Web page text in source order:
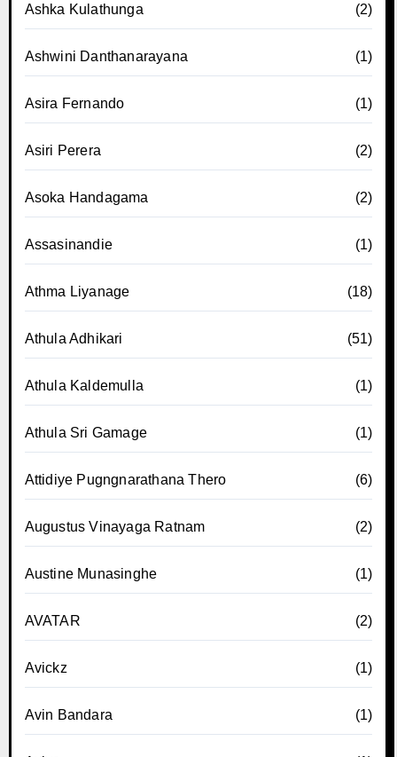
Ashka Kulathunga (2)
Ashwini Danthanarayana (1)
Asira Fernando (1)
Asiri Perera (2)
Asoka Handagama (2)
Assasinandie (1)
Athma Liyanage (18)
Athula Adhikari (51)
Athula Kaldemulla (1)
Athula Sri Gamage (1)
Attidiye Pugngnarathana Thero (6)
Augustus Vinayaga Ratnam (2)
Austine Munasinghe (1)
AVATAR (2)
Avickz (1)
Avin Bandara (1)